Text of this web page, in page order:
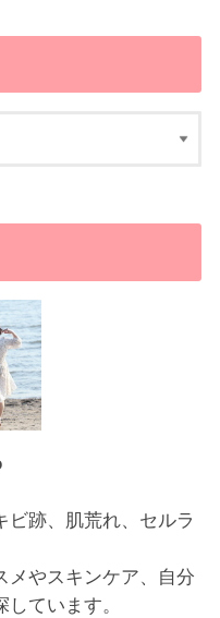
ビ跡、肌荒れ、セルラ
メやスキンケア、自分
ています。